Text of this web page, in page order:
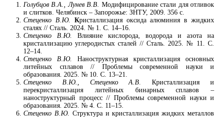
Голубцов В.А., Лунев В.В. Модифицирование стали для отливок
и слитков. Челябинск – Запорожье: ЗНТУ, 2009. 356 с.
Стеценко В.Ю.
Кристаллизация оксида алюминия в жидких
сталях // Сталь. 2024. № 1. С. 14–16.
Стеценко В.Ю.
Влияние кислорода, водорода и азота на
кристаллизацию углеродистых сталей // Сталь. 2025. № 11. С.
12–14.
Стеценко В.Ю.
Наноструктурная кристаллизация основных
литейных сплавов // Проблемы современной науки и
образования. 2025. № 10. С. 13–21.
Стеценко В.Ю., Стеценко А.В.
Кристаллизация и
перекристаллизация литейных бинарных сплавов –
наноструктурный процесс // Проблемы современной науки и
образования. 2025. № 4. С. 11–15.
Стеценко В.Ю.
Структура и кристаллизация жидких металлов